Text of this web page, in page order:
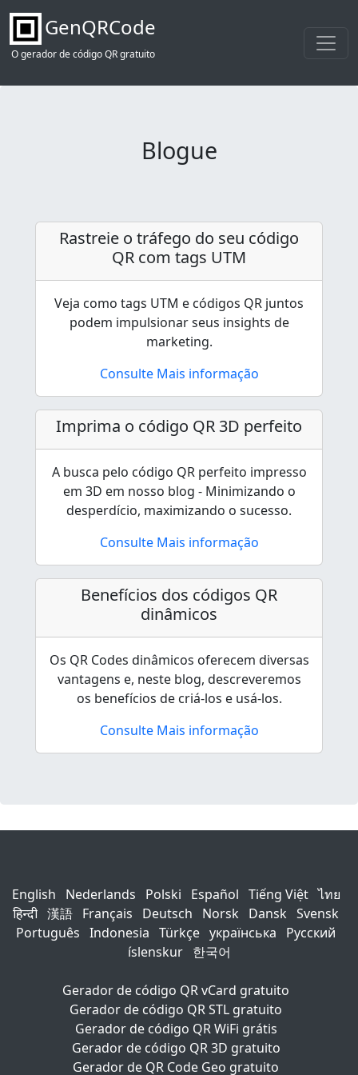
GenQRCode
O gerador de código QR gratuito
Blogue
Rastreie o tráfego do seu código
QR com tags UTM
Veja como tags UTM e códigos QR juntos
podem impulsionar seus insights de
marketing.
Consulte Mais informação
Imprima o código QR 3D perfeito
A busca pelo código QR perfeito impresso
em 3D em nosso blog - Minimizando o
desperdício, maximizando o sucesso.
Consulte Mais informação
Benefícios dos códigos QR
dinâmicos
Os QR Codes dinâmicos oferecem diversas
vantagens e, neste blog, descreveremos
os benefícios de criá-los e usá-los.
Consulte Mais informação
English Nederlands Polski Español Tiếng Việt ไทย
हिन्दी 漢語 Français Deutsch Norsk Dansk Svensk
Português Indonesia Türkçe українська
Русский
íslenskur
한국어
Gerador de código QR vCard gratuito
Gerador de código QR STL gratuito
Gerador de código QR WiFi grátis
Gerador de código QR 3D gratuito
Gerador de QR Code Geo gratuito